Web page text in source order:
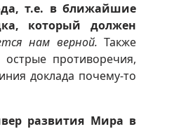
т.е. в ближайшие
который должен
нам верной. Также
противоречия,
доклада почему-то
развития Мира в